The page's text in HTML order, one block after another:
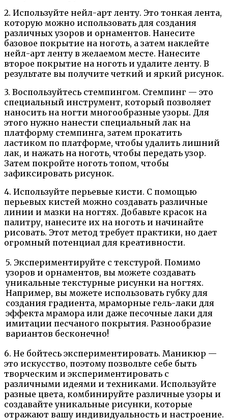
2. Используйте нейл-арт ленту. Это тонкая лента,
которую можно использовать для создания
различных узоров и орнаментов. Нанесите
базовое покрытие на ноготь, а затем наклейте
нейл-арт ленту в желаемом месте. Нанесите
второе покрытие на ноготь и удалите ленту. В
результате вы получите четкий и яркий рисунок.
3. Воспользуйтесь стемпингом. Стемпинг — это
специальный инструмент, который позволяет
наносить на ногти многообразные узоры. Для
этого нужно нанести специальный лак на
платформу стемпинга, затем прокатить
ластиком по платформе, чтобы удалить лишний
лак, и нажать на ноготь, чтобы передать узор.
Затем покройте ноготь топом, чтобы
зафиксировать рисунок.
4. Используйте перьевые кисти. С помощью
перьевых кистей можно создавать различные
линии и мазки на ногтях. Добавьте красок на
палитру, нанесите их на ноготь и начинайте
рисовать. Этот метод требует практики, но дает
огромный потенциал для креативности.
5. Экспериментируйте с текстурой. Помимо
узоров и орнаментов, вы можете создавать
уникальные текстурные рисунки на ногтях.
Например, вы можете использовать губку для
создания градиента, мраморные гель-лаки для
эффекта мрамора или даже песочные лаки для
имитации песчаного покрытия. Разнообразие
вариантов бесконечно!
6. Не бойтесь экспериментировать. Маникюр —
это искусство, поэтому позвольте себе быть
творческим и экспериментировать с
различными идеями и техниками. Используйте
разные цвета, комбинируйте различные узоры и
создавайте уникальные рисунки, которые
отражают вашу индивидуальность и настроение.